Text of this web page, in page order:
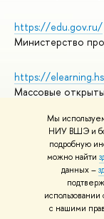
Мы
НИУ ВШЭ и
подробную
можно найти
данных –
с нашими
https://edu.gov.ru/
Министерство
https://
Массовые
© НИУ ВШЭ
Условия
Политика
Правила